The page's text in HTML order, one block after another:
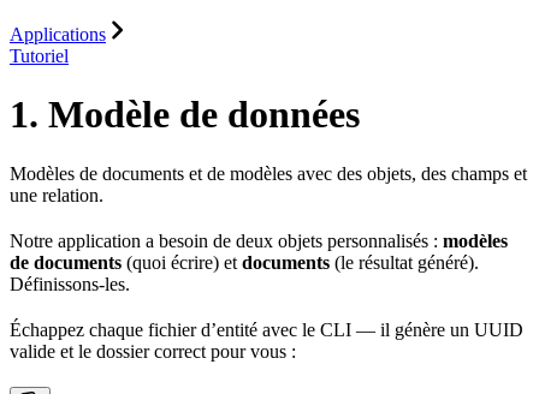
Applications
Tutoriel
1. Modèle de données
Modèles de documents et de modèles avec des objets, des champs et
une relation.
Notre application a besoin de deux objets personnalisés : modèles
de documents (quoi écrire) et documents (le résultat généré).
Définissons-les.
Échappez chaque fichier d’entité avec le CLI — il génère un UUID
valide et le dossier correct pour vous :